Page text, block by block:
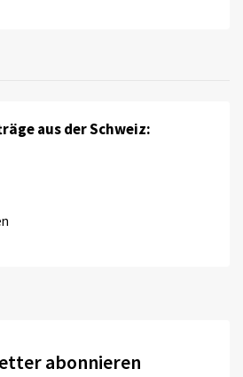
aus der Schweiz:
abonnieren